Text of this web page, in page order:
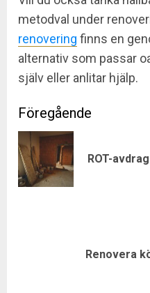
metodval under
renovering finns en
alternativ som passar
själv eller anlitar hjälp.
Post
navigation
ROT-
Renovera